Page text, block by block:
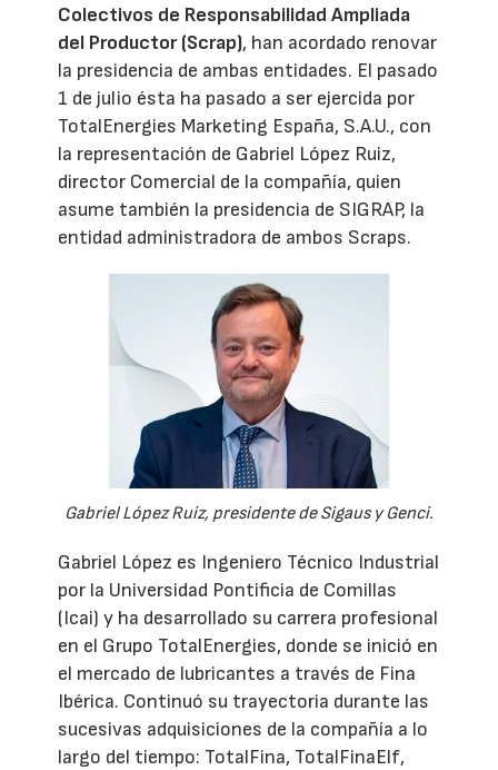
Colectivos de Responsabilidad Ampliada
del Productor (Scrap), han acordado renovar
la presidencia de ambas entidades. El pasado
1 de julio ésta ha pasado a ser ejercida por
TotalEnergies Marketing España, S.A.U., con
la representación de Gabriel López Ruiz,
director Comercial de la compañía, quien
asume también la presidencia de SIGRAP, la
entidad administradora de ambos Scraps.
Gabriel López Ruiz, presidente de Sigaus y Genci.
Gabriel López es Ingeniero Técnico Industrial
por la Universidad Pontificia de Comillas
(Icai) y ha desarrollado su carrera profesional
en el Grupo TotalEnergies, donde se inició en
el mercado de lubricantes a través de Fina
Ibérica. Continuó su trayectoria durante las
sucesivas adquisiciones de la compañía a lo
largo del tiempo: TotalFina, TotalFinaElf,